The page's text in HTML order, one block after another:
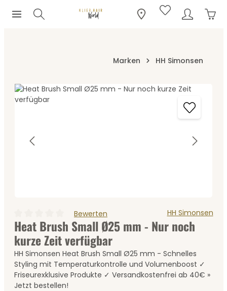
Zum Hauptinhalt springen
Marken HH Simonsen
Bildergalerie überspringen
Durchschnittliche Bewertung von 0 von 5 Sternen
Bewerten HH Simonsen
Heat Brush Small Ø25 mm - Nur noch
kurze Zeit verfügbar
HH Simonsen Heat Brush Small Ø25 mm - Schnelles
Styling mit Temperaturkontrolle und Volumenboost ✓
Friseurexklusive Produkte ✓ Versandkostenfrei ab 40€ »
Jetzt bestellen!